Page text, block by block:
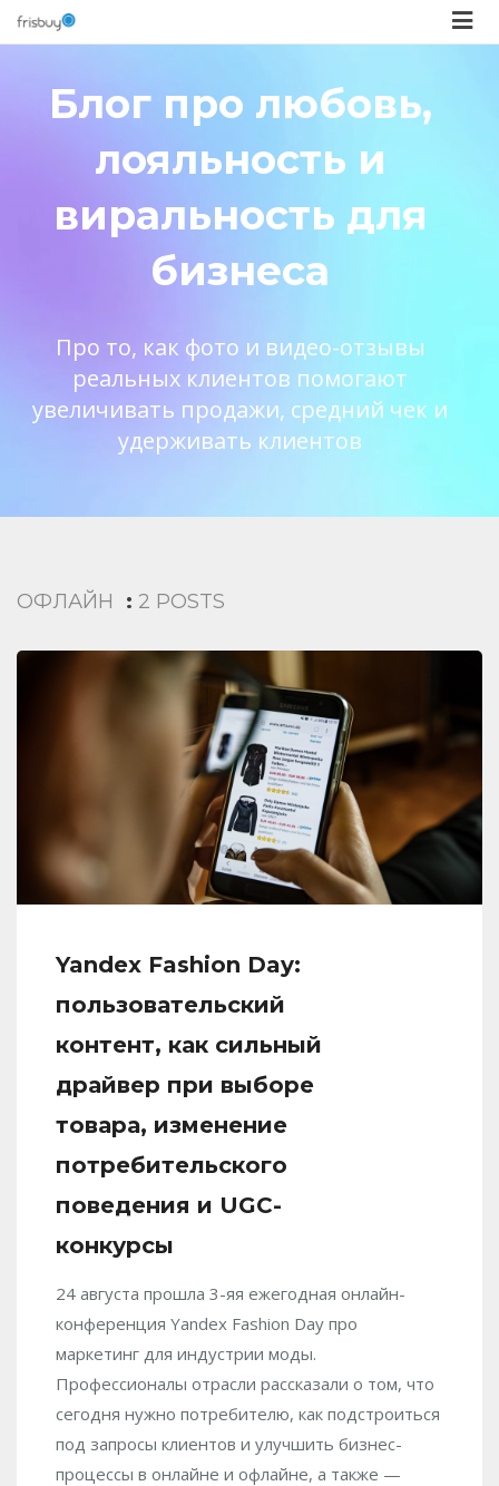
Блог про любовь,
лояльность и
виральность для
бизнеса
Про то, как фото и видео-отзывы
реальных клиентов помогают
увеличивать продажи, средний чек и
удерживать клиентов
ОФЛАЙН : 2 POSTS
Yandex Fashion Day:
пользовательский
контент, как сильный
драйвер при выборе
товара, изменение
потребительского
поведения и UGC-
конкурсы
24 августа прошла 3-яя ежегодная онлайн-
конференция Yandex Fashion Day про
маркетинг для индустрии моды.
Профессионалы отрасли рассказали о том, что
сегодня нужно потребителю, как подстроиться
под запросы клиентов и улучшить бизнес-
процессы в онлайне и офлайне, а также —